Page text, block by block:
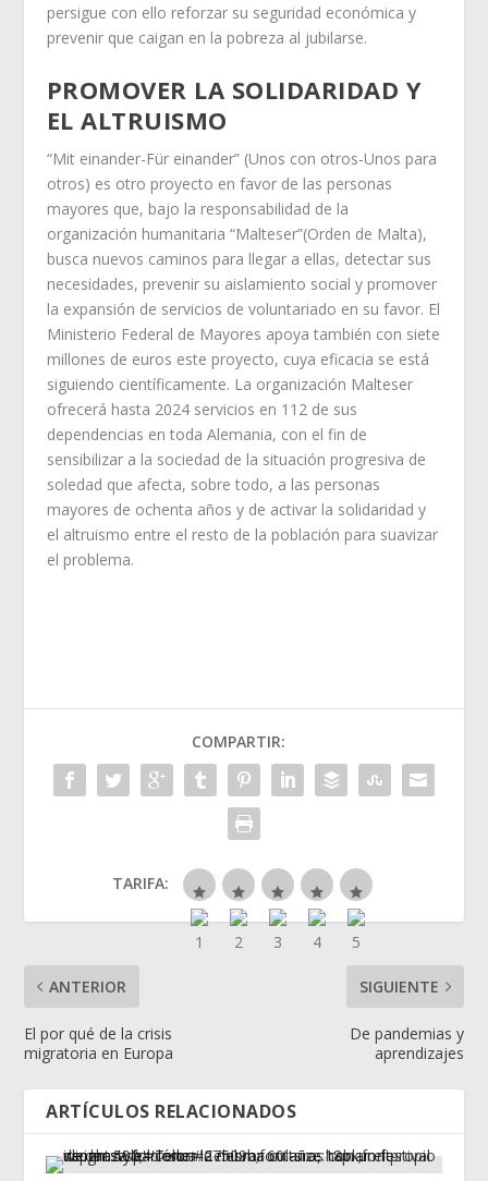
persigue con ello reforzar su seguridad económica y
prevenir que caigan en la pobreza al jubilarse.
PROMOVER LA SOLIDARIDAD Y
EL ALTRUISMO
“Mit einander-Für einander” (Unos con otros-Unos para
otros) es otro proyecto en favor de las personas
mayores que, bajo la responsabilidad de la
organización humanitaria “Malteser”(Orden de Malta),
busca nuevos caminos para llegar a ellas, detectar sus
necesidades, prevenir su aislamiento social y promover
la expansión de servicios de voluntariado en su favor. El
Ministerio Federal de Mayores apoya también con siete
millones de euros este proyecto, cuya eficacia se está
siguiendo científicamente. La organización Malteser
ofrecerá hasta 2024 servicios en 112 de sus
dependencias en toda Alemania, con el fin de
sensibilizar a la sociedad de la situación progresiva de
soledad que afecta, sobre todo, a las personas
mayores de ochenta años y de activar la solidaridad y
el altruismo entre el resto de la población para suavizar
el problema.
COMPARTIR:
TARIFA:
ANTERIOR
El por qué de la crisis
migratoria en Europa
SIGUIENTE
De pandemias y
aprendizajes
ARTÍCULOS RELACIONADOS